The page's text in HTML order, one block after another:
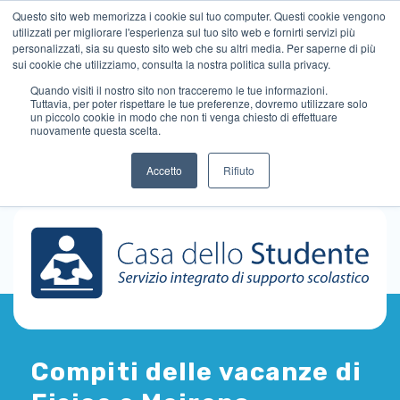
Questo sito web memorizza i cookie sul tuo computer. Questi cookie vengono
utilizzati per migliorare l'esperienza sul tuo sito web e fornirti servizi più
personalizzati, sia su questo sito web che su altri media. Per saperne di più
sui cookie che utilizziamo, consulta la nostra politica sulla privacy.
Quando visiti il ​​nostro sito non tracceremo le tue informazioni.
Tuttavia, per poter rispettare le tue preferenze, dovremo utilizzare solo
un piccolo cookie in modo che non ti venga chiesto di effettuare
nuovamente questa scelta.
Accetto Rifiuto
Compiti delle vacanze di